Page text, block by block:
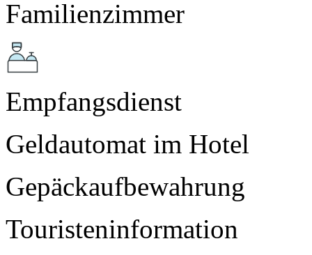
Familienzimmer
Empfangsdienst
Geldautomat im Hotel
Gepäckaufbewahrung
Touristeninformation